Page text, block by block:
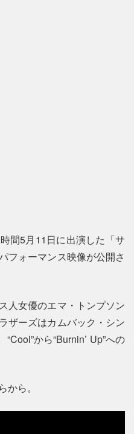
間5月11日に出演した「サ
フォーマンス映像が公開さ
人女優のエマ・トンプソン
ザーズはカムバック・シン
から“Burnin’ Up”への
ら。